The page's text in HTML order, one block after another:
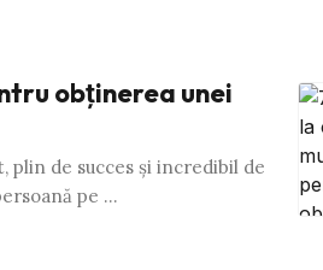
obţinerea unei
plin de succes şi incredibil de
pe …